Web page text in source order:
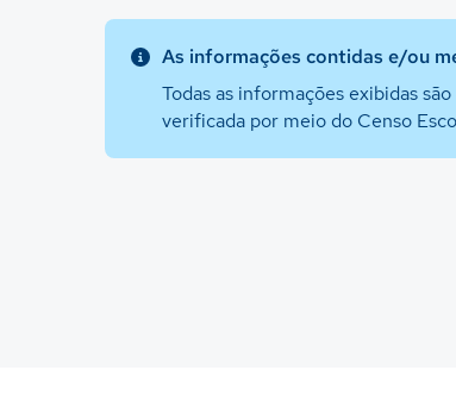
As informações contidas e/ou
Todas as informações exibidas
verificada por meio do Censo